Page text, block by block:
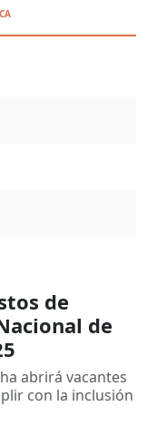
de
de
abrirá vacantes
con la inclusión